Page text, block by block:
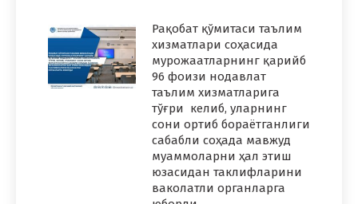
Рақобат қўмитаси таълим
хизматлари соҳасида
мурожаатларнинг қарийб
96 фоизи нодавлат
таълим хизматларига
тўғри келиб, уларнинг
сони ортиб бораётганлиги
сабабли соҳада мавжуд
муаммоларни ҳал этиш
юзасидан таклифларини
ваколатли органларга